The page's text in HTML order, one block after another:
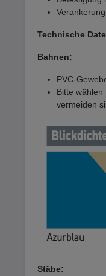
Technische
Bahnen:
PVC-
Bitte
vermeiden
Stäbe: